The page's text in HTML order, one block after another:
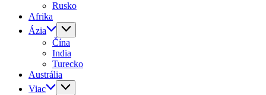
Rusko
Afrika
Ázia
Čína
India
Turecko
Austrália
Viac